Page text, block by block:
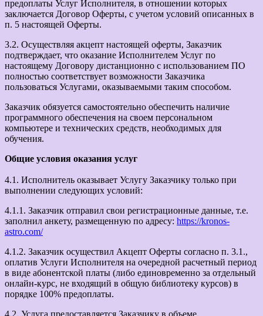
предоплаты Услуг Исполнителя, в отношении которых
заключается Договор Оферты, с учетом условий описанных в
п. 5 настоящей Оферты.
3.2. Осуществляя акцепт настоящей оферты, Заказчик
подтверждает, что оказание Исполнителем Услуг по
настоящему Договору дистанционно с использованием ПО
полностью соответствует возможности Заказчика
пользоваться Услугами, оказываемыми таким способом.
Заказчик обязуется самостоятельно обеспечить наличие
программного обеспечения на своем персональном
компьютере и технических средств, необходимых для
обучения.
Общие условия оказания услуг
4.1. Исполнитель оказывает Услугу Заказчику только при
выполнении следующих условий:
4.1.1. Заказчик отправил свои регистрационные данные, т.е.
заполнил анкету, размещенную по адресу: https://kronos-
astro.com/
4.1.2. Заказчик осуществил Акцепт Оферты согласно п. 3.1.,
оплатив Услуги Исполнителя на очередной расчетный период
в виде абонентской платы (либо единовременно за отдельный
онлайн-курс, не входящий в общую библиотеку курсов) в
порядке 100% предоплаты.
4.2. Услуга предоставляется Заказчику в объеме,